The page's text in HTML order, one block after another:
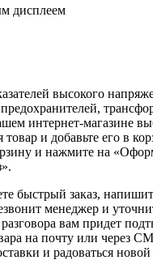
дисплеем
высокого
интернет-магазине
и добавьте его в
и нажмите на
быстрый заказ,
менеджер и
вам придет
на почту или через
и радоваться